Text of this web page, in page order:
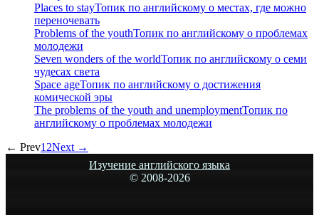
Places to stayТопик по английскому о местах, где можно
переночевать
Problems of the youthТопик по английскому о проблемах
молодежи
Seven wonders of the worldТопик по английскому о семи
чудесах света
Space ageТопик по английскому о достижения
комической эры
The problems of the youth and unemploymentТопик по
английскому о проблемах молодежи
← Prev1 2Next →
Изучение английского языка
© 2008-2026